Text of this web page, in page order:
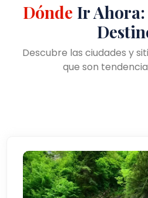
Dónde Ir
Descubre las ciudades y
que son